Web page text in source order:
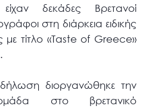
δεκάδες Βρετανοί
στη διάρκεια ειδικής
τίτλο «Taste of Greece»
διοργανώθηκε την
στο βρετανικό